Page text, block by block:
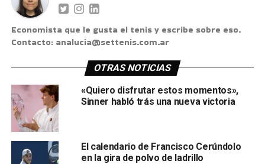
Economista que le gusta el tenis y escribe sobre eso.
Contacto: analucia@settenis.com.ar
OTRAS NOTICIAS
«Quiero disfrutar estos momentos»,
Sinner habló trás una nueva victoria
El calendario de Francisco Cerúndolo
en la gira de polvo de ladrillo